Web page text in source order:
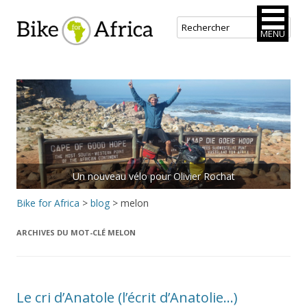
Bike for Africa
au
contenu
principal
Un nouveau vélo pour Olivier Rochat
Bike for Africa > blog > melon
ARCHIVES DU MOT-CLÉ MELON
Le cri d’Anatole (l’écrit d’Anatolie…)
MENU